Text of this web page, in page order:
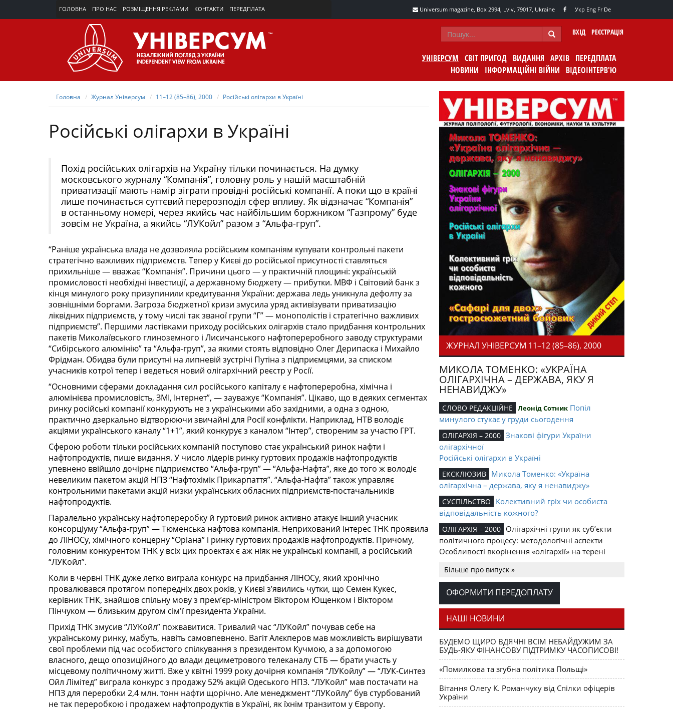
ГОЛОВНА ПРО НАС РОЗМІЩЕННЯ РЕКЛАМИ КОНТАКТИ ПЕРЕДПЛАТА Universum magazine, Box 2994, Lviv, 79017, Ukraine Укр Eng Fr De
ВХІД РЕЄСТРАЦІЯ
УНІВЕРСУМ СВІТ ПРИГОД ВИДАННЯ АРХІВ ПЕРЕДПЛАТА
НОВИНИ
ІНФОРМАЦІЙНІ ВІЙНИ ВІДЕОІНТЕРВ'Ю
Головна Журнал Універсум 11–12 (85–86), 2000 Російські олігархи в Україні
Російські олігархи в Україні
Похід російських олігархів на Україну тільки починається. На думку
московського журналу “Компанія”, головну роль у нашій масштабній
приватизації мають намір зіграти провідні російські компанії. А поки що в країні
лише починається суттєвий перерозподіл сфер впливу. Як відзначає “Компанія”
в останньому номері, через якийсь час найбільшим боржником “Газпрому” буде
зовсім не Україна, а якийсь “ЛУКойл” разом з “Альфа-груп”.
“Раніше українська влада не дозволяла російським компаніям купувати контрольні пакети
стратегічно важливих підприємств. Тепер у Києві до російської присутності ставляться
прихильніше — вважає “Компанія”. Причини цього — у практичній площині: українській
промисловості необхідні інвестиції, а державному бюджету — прибутки. МВФ і Світовий банк з
кінця минулого року призупинили кредитування України: держава ледь уникнула дефолту за
зовнішніми боргами. Загроза бюджетної кризи змусила уряд активізувати приватизацію
ліквідних підприємств, у тому числі так званої групи “Г” — монополістів і стратегічно важливих
підприємств”. Першими ластівками приходу російських олігархів стало придбання контрольних
пакетів Миколаївського глиноземного і Лисичанського нафтопереробного заводу структурами
“Сибірського алюмінію” та “Альфа-груп”, за якими стоять відповідно Олег Дерипаска і Михайло
Фрідман. Обидва були присутні на липневій зустрічі Путіна з підприємцями, за списком
учасників котрої тепер і ведеться новий олігархічний реєстр у Росії.
“Основними сферами докладання сил російського капіталу є нафтопереробна, хімічна і
алюмінієва промисловість, ЗМІ, Інтернет”, — зауважує “Компанія”. Цікаво, що в деяких сегментах
ринку російські компанії конкурують не з українськими або західними, а одна з одною,
практично дзеркально відтворюючи звичайні для Росії конфлікти. Наприклад, НТВ володіє
акціями українського каналу “1+1”, який конкурує з каналом “Інтер”, створеним за участю ГРТ.
Сферою роботи тільки російських компаній поступово стає український ринок нафти і
нафтопродуктів, пише видання. У число лідерів ринку гуртових продажів нафтопродуктів
упевнено ввійшло дочірнє підприємство “Альфа-груп” — “Альфа-Нафта”, яке до того ж володіє
невеликим пакетом акцій НПЗ “Нафтохімік Прикарпаття”. “Альфа-Нафта” також управляє
контрольними пакетами акцій низки українських обласних підприємств-постачальників
нафтопродуктів.
Паралельно українську нафтопереробку й гуртовий ринок активно атакує інший учасник
консорціуму “Альфа-груп” — Тюменська нафтова компанія. Неприхований інтерес ТНК проявила
до ЛІНОСу, хімічного концерну “Оріана” і ринку гуртових продажів нафтопродуктів. Причому,
головним конкурентом ТНК у всіх цих проектах є аж ніяк не українські компанії, а російський
“ЛУКойл”.
Коли в червні ТНК дуже легко виграла конкурс на придбання ЛІНОСу, який хронічно
провалювався протягом попередніх двох років, у Києві з’явились чутки, що Семен Кукес,
керівник ТНК, знайшов спільну мову з прем’єр-міністром Віктором Ющенком і Віктором
Пінчуком — близьким другом сім'ї президента України.
Прихід ТНК змусив “ЛУКойл” пожвавитися. Тривалий час “ЛУКойл” почував себе на
українському ринку, мабуть, навіть самовпевнено. Вагіт Алєкперов мав можливість вирішувати
свої проблеми під час особистого спілкування з президентом Кучмою, а за допомогою
власного, дещо опозиційного до влади дециметрового телеканалу СТБ — брати участь у
місцевому політичному житті. Вже у квітні 1999 року дочірня компанія “ЛУКойлу” — “ЛУК-Синтез
Ойл Лімітед” виграла конкурс з продажу 52% акцій Одеського НПЗ. “ЛУКойл” мав постачати на
НПЗ для переробки 2,4 млн. тонн нафти щорічно. Але менеджмент “ЛУКойлу” був стурбований
не так переробкою і продажем нафтопродуктів в Україні, як їхнім транзитом у Європу.
ЖУРНАЛ УНІВЕРСУМ 11–12 (85–86), 2000
МИКОЛА ТОМЕНКО: «УКРАЇНА
ОЛІГАРХІЧНА – ДЕРЖАВА, ЯКУ Я
НЕНАВИДЖУ»
СЛОВО РЕДАКЦІЙНЕ Леонід Сотник Попіл
минулого стукає у груди сьогодення
ОЛІГАРХІЯ – 2000 Знакові фігури України
олігархічної
Російські олігархи в Україні
ЕКСКЛЮЗИВ Микола Томенко: «Україна
олігархічна – держава, яку я ненавиджу»
СУСПІЛЬСТВО
Колективний гріх чи особиста
відповідальність кожного?
ОЛІГАРХІЯ – 2000 Олігархічні групи як суб’єкти
політичного процесу: методологічні аспекти
Особливості вкорінення «олігархії» на терені
Україна олігархічна: деякі характерні ознаки
До характеристики сучасної російської олігархії та
її взаємин з новим керівництвом Росії
Перша двадцятка найбагатших росіян
Більше про випуск »
ОФОРМИТИ ПЕРЕДОПЛАТУ
НАШІ НОВИНИ
БУДЕМО ЩИРО ВДЯЧНІ ВСІМ НЕБАЙДУЖИМ ЗА
БУДЬ-ЯКУ ФІНАНСОВУ ПІДТРИМКУ ЧАСОПИСОВІ!
«Помилкова та згубна політика Польщі»
Вітання Олегу К. Романчуку від Спілки офіцерів
України